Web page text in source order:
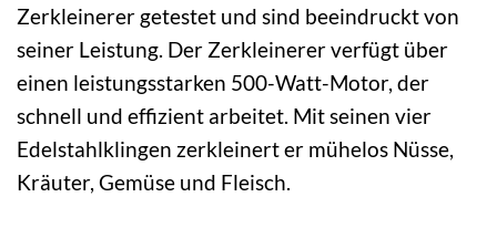
Zerkleinerer getestet und sind beeindruckt von
seiner Leistung. Der Zerkleinerer verfügt über
einen leistungsstarken 500-Watt-Motor, der
schnell und effizient arbeitet. Mit seinen vier
Edelstahlklingen zerkleinert er mühelos Nüsse,
Kräuter, Gemüse und Fleisch.